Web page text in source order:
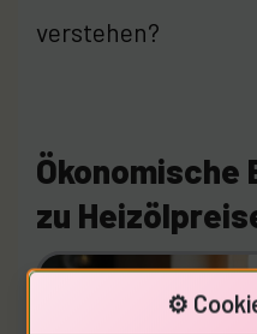
verstehen?
zu
⚙️